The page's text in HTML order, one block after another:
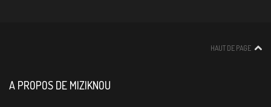
HAUT DE PAGE
A PROPOS DE MIZIKNOU